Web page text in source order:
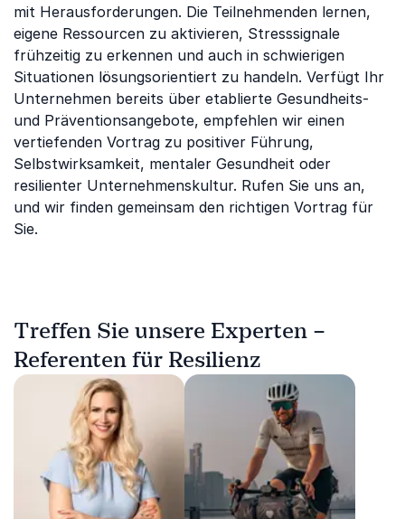
mit Herausforderungen. Die Teilnehmenden lernen,
eigene Ressourcen zu aktivieren, Stresssignale
frühzeitig zu erkennen und auch in schwierigen
Situationen lösungsorientiert zu handeln. Verfügt Ihr
Unternehmen bereits über etablierte Gesundheits-
und Präventionsangebote, empfehlen wir einen
vertiefenden Vortrag zu positiver Führung,
Selbstwirksamkeit, mentaler Gesundheit oder
resilienter Unternehmenskultur. Rufen Sie uns an,
und wir finden gemeinsam den richtigen Vortrag für
Sie.
Treffen Sie unsere Experten –
Referenten für Resilienz